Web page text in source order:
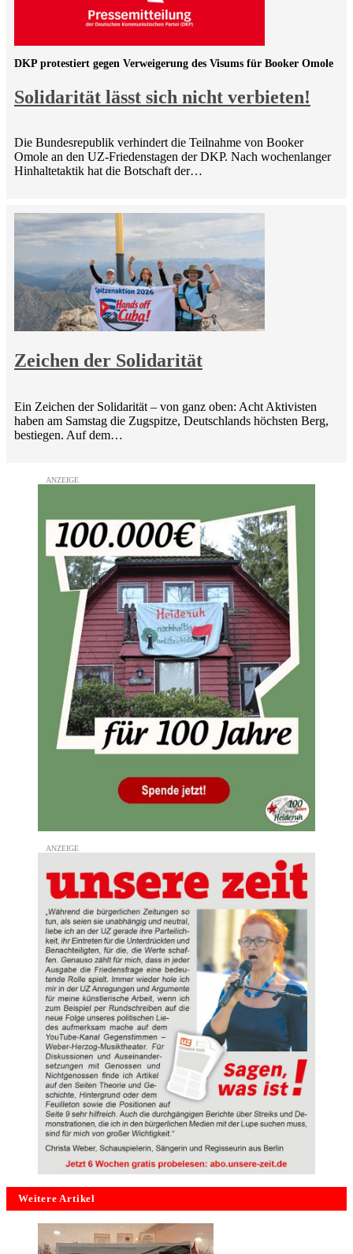
Solidarität lässt sich nicht verbieten!
DKP protestiert gegen Verweigerung des Visums für Booker Omole
Die Bundesrepublik verhindert die Teilnahme von Booker
Omole an den UZ-Friedenstagen der DKP. Nach wochenlanger
Hinhaltetaktik hat die Botschaft der…
Zeichen der Solidarität
Ein Zeichen der Solidarität – von ganz oben: Acht Aktivisten
haben am Samstag die Zugspitze, Deutschlands höchsten Berg,
bestiegen. Auf dem…
Weitere Artikel